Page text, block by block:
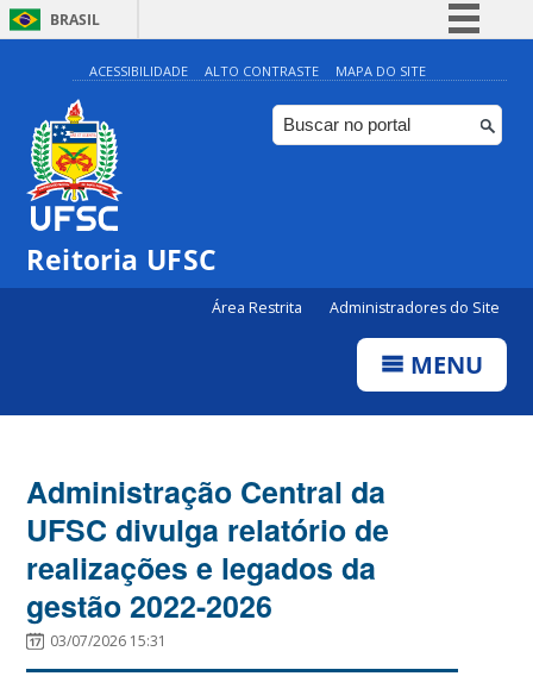
BRASIL
Simplifique!
Comunica BR
Participe
ACESSIBILIDADE ALTO CONTRASTE MAPA DO SITE
Reitoria UFSC
Área Restrita Administradores do Site
MENU
Administração Central da
UFSC divulga relatório de
realizações e legados da
gestão 2022-2026
03/07/2026 15:31